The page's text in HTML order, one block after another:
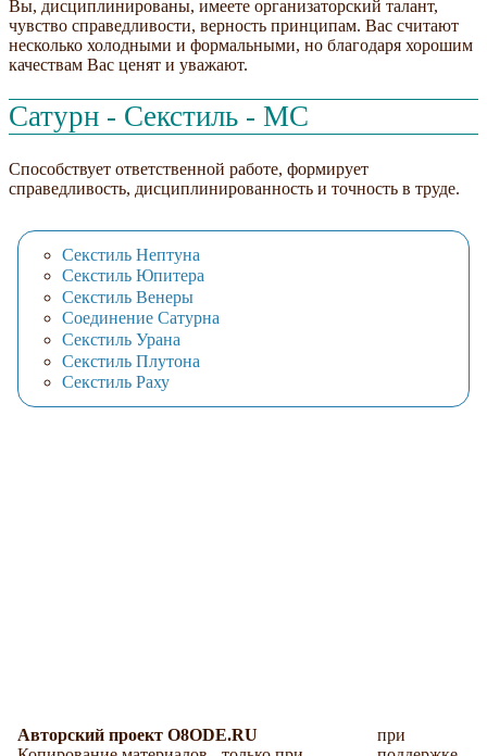
Вы, дисциплинированы, имеете организаторский талант,
чувство справедливости, верность принципам. Вас считают
несколько холодными и формальными, но благодаря хорошим
качествам Вас ценят и уважают.
Сатурн - Секстиль - МС
Способствует ответственной работе, формирует
справедливость, дисциплинированность и точность в труде.
Секстиль Нептуна
Секстиль Юпитера
Секстиль Венеры
Соединение Сатурна
Секстиль Урана
Секстиль Плутона
Секстиль Раху
Авторский проект O8ODE.RU
при